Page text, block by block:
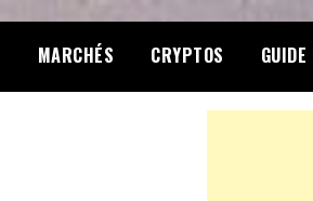
MARCHÉS CRYPTOS